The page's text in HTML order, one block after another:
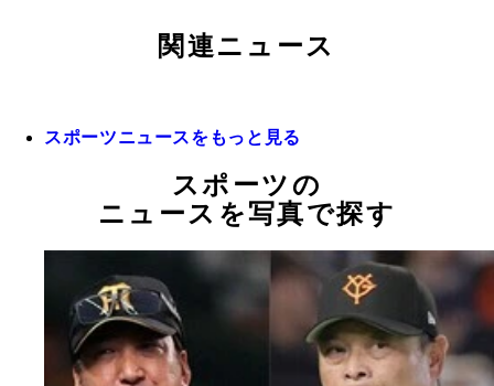
関連ニュース
スポーツニュースをもっと見る
スポーツの
ニュースを写真で探す